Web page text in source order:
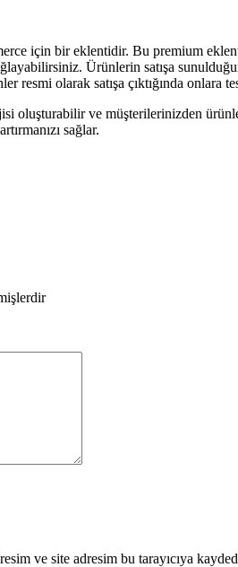
için bir eklentidir. Bu premium
Ürünlerin satışa
olarak satışa çıktığında onlara
oluşturabilir ve müşterilerinizden
sağlar.
ve site adresim bu tarayıcıya